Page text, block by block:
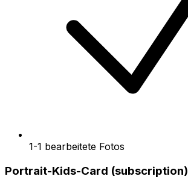
1-1 bearbeitete Fotos
Portrait-Kids-Card (subscription)